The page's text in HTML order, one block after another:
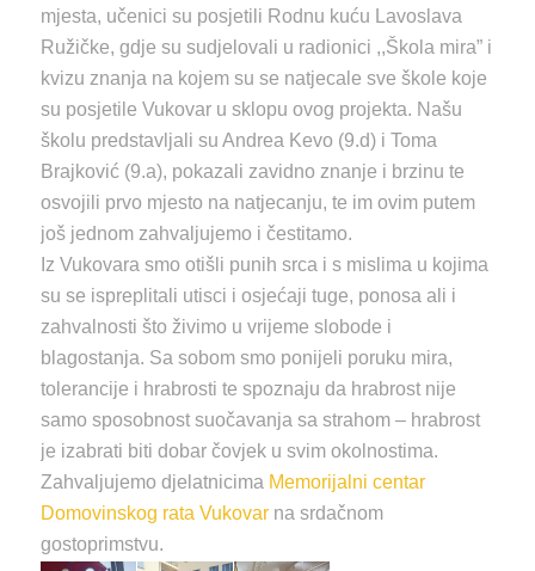
mjesta, učenici su posjetili Rodnu kuću Lavoslava
Ružičke, gdje su sudjelovali u radionici ,,Škola mira” i
kvizu znanja na kojem su se natjecale sve škole koje
su posjetile Vukovar u sklopu ovog projekta. Našu
školu predstavljali su Andrea Kevo (9.d) i Toma
Brajković (9.a), pokazali zavidno znanje i brzinu te
osvojili prvo mjesto na natjecanju, te im ovim putem
još jednom zahvaljujemo i čestitamo.
Iz Vukovara smo otišli punih srca i s mislima u kojima
su se ispreplitali utisci i osjećaji tuge, ponosa ali i
zahvalnosti što živimo u vrijeme slobode i
blagostanja. Sa sobom smo ponijeli poruku mira,
tolerancije i hrabrosti te spoznaju da hrabrost nije
samo sposobnost suočavanja sa strahom – hrabrost
je izabrati biti dobar čovjek u svim okolnostima.
Zahvaljujemo djelatnicima Memorijalni centar
Domovinskog rata Vukovarna srdačnom
gostoprimstvu.